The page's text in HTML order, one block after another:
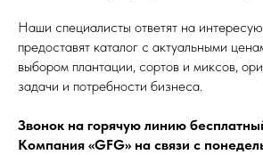
Наши специалисты ответят на
предоставят каталог с актуальными
выбором плантации, сортов и миксов,
задачи и потребности бизнеса.
Звонок на горячую линию
Компания «GFG» на связи с